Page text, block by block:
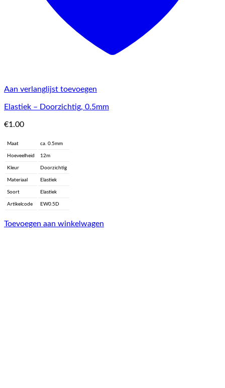
Aan verlanglijst toevoegen
Elastiek – Doorzichtig, 0.5mm
€1.00
Maat ca. 0.5mm
Hoeveelheid 12m
Kleur Doorzichtig
Materiaal Elastiek
Soort Elastiek
Artikelcode EW0.5D
Toevoegen aan winkelwagen